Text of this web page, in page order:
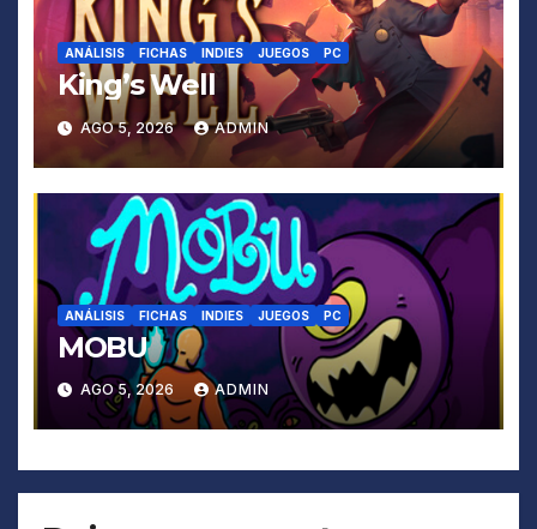
ANÁLISIS FICHAS INDIES JUEGOS PC
King’s Well
AGO 5, 2026 ADMIN
ANÁLISIS FICHAS INDIES JUEGOS PC
MOBU
AGO 5, 2026 ADMIN